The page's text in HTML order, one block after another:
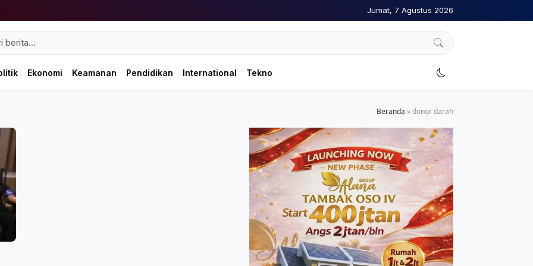
Jumat, 7 Agustus 2026
Ekonomi Keamanan Pendidikan International Tekno
Beranda »donor darah